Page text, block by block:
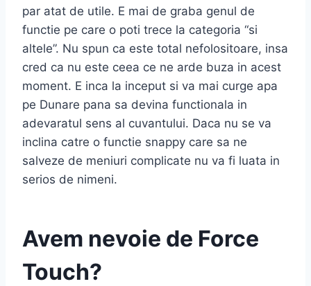
par atat de utile. E mai de graba genul de
functie pe care o poti trece la categoria “si
altele”. Nu spun ca este total nefolositoare, insa
cred ca nu este ceea ce ne arde buza in acest
moment. E inca la inceput si va mai curge apa
pe Dunare pana sa devina functionala in
adevaratul sens al cuvantului. Daca nu se va
inclina catre o functie snappy care sa ne
salveze de meniuri complicate nu va fi luata in
serios de nimeni.
Avem nevoie de Force
Touch?